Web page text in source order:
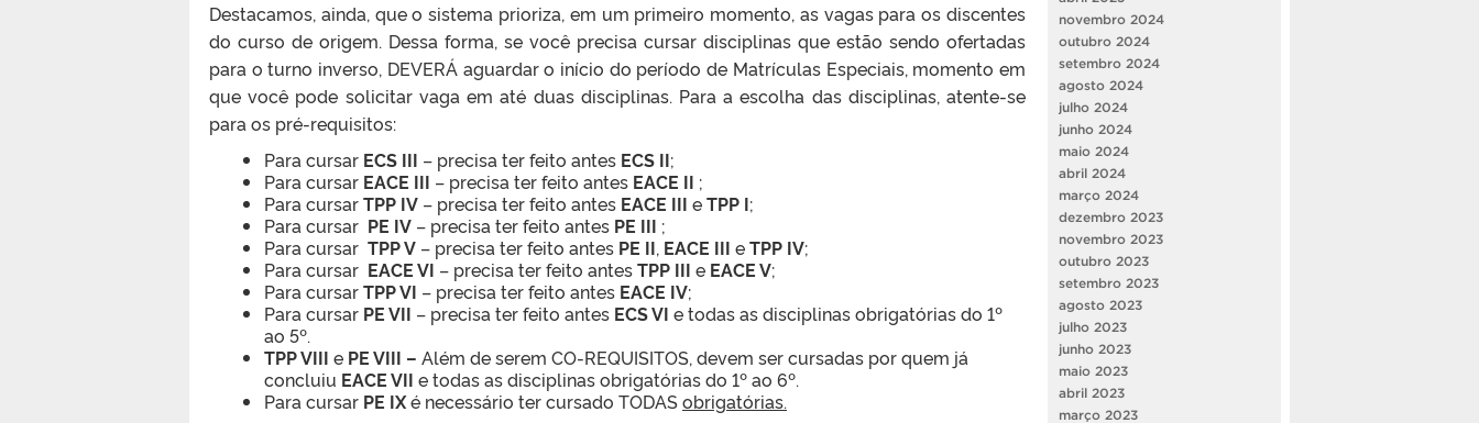
Destacamos, ainda, que o sistema prioriza, em um primeiro momento, as vagas para os discentes
do curso de origem. Dessa forma, se você precisa cursar disciplinas que estão sendo ofertadas
para o turno inverso, DEVERÁ aguardar o início do período de Matrículas Especiais, momento em
que você pode solicitar vaga em até duas disciplinas. Para a escolha das disciplinas, atente-se
para os pré-requisitos:
Para cursar ECS III – precisa ter feito antes ECS II;
Para cursar EACE III – precisa ter feito antes EACE II ;
Para cursarTPP IV – precisa ter feito antes EACE III eTPP I;
Para cursar PE IV – precisa ter feito antes PE III ;
Para cursar TPP V – precisa ter feito antes PE II, EACE III eTPP IV;
Para cursar EACE VI – precisa ter feito antesTPP III e EACE V;
Para cursarTPP VI – precisa ter feito antes EACE IV;
Para cursar PE VII – precisa ter feito antes ECS VI e todas as disciplinas obrigatórias do 1º
ao 5º.
TPP VIII e PE VIII – Além de serem CO-REQUISITOS, devem ser cursadas por quem já
concluiu EACE VII e todas as disciplinas obrigatórias do 1º ao 6º.
Para cursar PE IXé necessário ter cursado TODASobrigatórias.
novembro 2024
outubro 2024
setembro 2024
agosto 2024
julho 2024
junho 2024
maio 2024
abril 2024
março 2024
dezembro 2023
novembro 2023
outubro 2023
setembro 2023
agosto 2023
julho 2023
junho 2023
maio 2023
abril 2023
março 2023